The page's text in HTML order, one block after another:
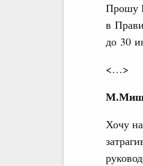
Прошу
в
до 30
<…>
Хочу